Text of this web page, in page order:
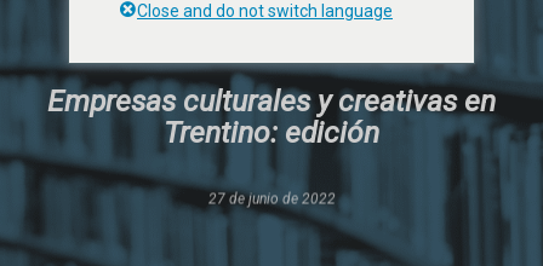
Empresas culturales y creativas en
Trentino: edición
27 de junio de 2022
Close and do not switch language